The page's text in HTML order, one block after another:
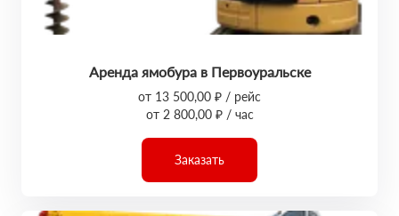
Аренда ямобура в Первоуральске
от 13 500,00 ₽ / рейс
от 2 800,00 ₽ / час
Заказать